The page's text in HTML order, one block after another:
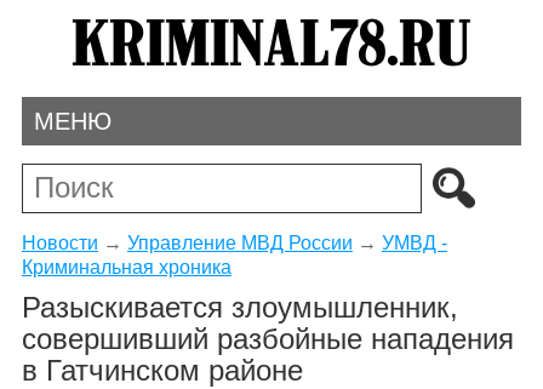
МЕНЮ
Новости → Управление МВД России → УМВД -
Криминальная хроника
Разыскивается злоумышленник,
совершивший разбойные нападения
в Гатчинском районе